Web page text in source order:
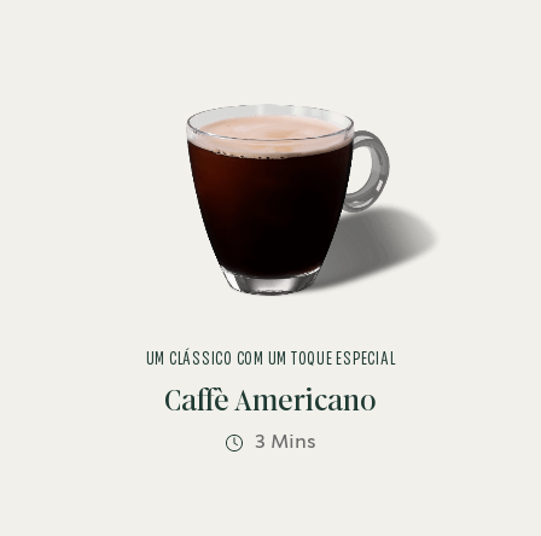
Caffè Americano
UM CLÁSSICO COM UM TOQUE ESPECIAL
3 Mins